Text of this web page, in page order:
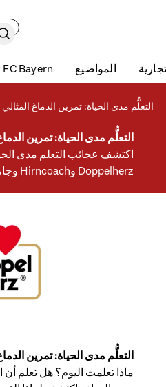
البحث
المواضيع Bayern
التعلُّم مدى الحياة: تمرين الدماغ المثالي
التعلُّم مدى الحياة: تمرين
اكتشف عجائب التعلم مدى
Doppelherz وHirncoach وجامعة برن لتحظى برؤى ونصائح عملية لتعزيز صحتك الإدراكية.
التعلُّم مدى الحياة: تمرين
ماذا تعلمت اليوم؟ هل تعلم